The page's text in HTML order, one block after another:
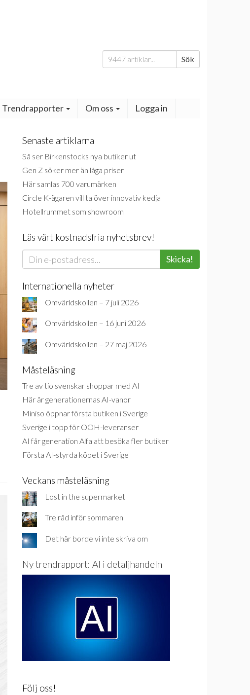
Sök
efter:
Sök
Trendrapporter Om oss Logga in
Senaste artiklarna
Så ser Birkenstocks nya butiker ut
Gen Z söker mer än låga priser
Här samlas 700 varumärken
Circle K-ägaren vill ta över innovativ kedja
Hotellrummet som showroom
Läs vårt kostnadsfria nyhetsbrev!
Skicka!
Internationella nyheter
Omvärldskollen – 7 juli 2026
Omvärldskollen – 16 juni 2026
Omvärldskollen – 27 maj 2026
Måsteläsning
Tre av tio svenskar shoppar med AI
Här är generationernas AI-vanor
Miniso öppnar första butiken i Sverige
Sverige i topp för OOH-leveranser
AI får generation Alfa att besöka fler butiker
Första AI-styrda köpet i Sverige
Veckans måsteläsning
Lost in the supermarket
Tre råd inför sommaren
Det här borde vi inte skriva om
Ny trendrapport: AI i detaljhandeln
Följ oss!